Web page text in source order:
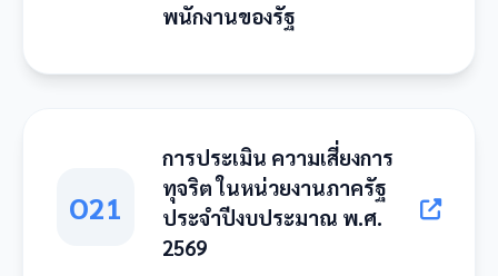
พนักงานของรัฐ
O21
การประเมิน ความเสี่ยงการ
ทุจริต ในหน่วยงานภาครัฐ
ประจำปีงบประมาณ พ.ศ.
2569